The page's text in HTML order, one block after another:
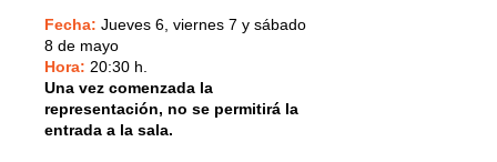
Fecha: Jueves 6, viernes 7 y sábado
8 de mayo
Hora: 20:30 h.
Una vez comenzada la
representación, no se permitirá la
entrada a la sala.